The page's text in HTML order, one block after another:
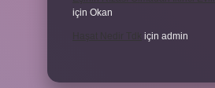
için Okan
için admin